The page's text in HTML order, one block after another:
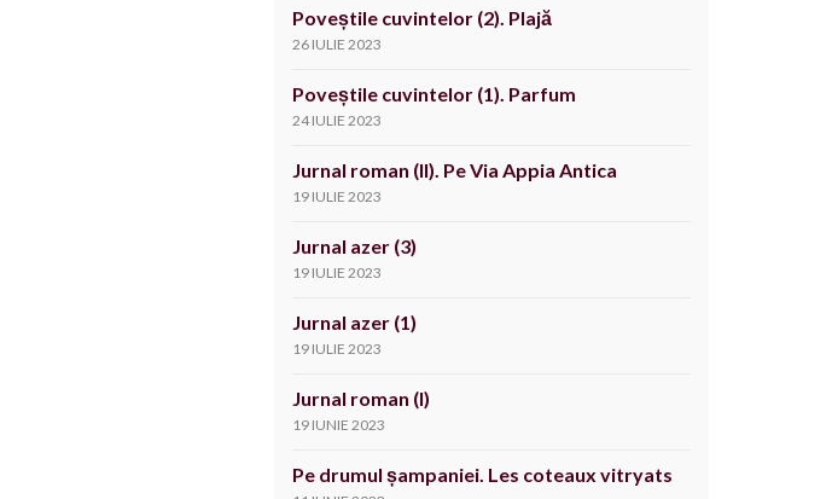
Poveștile cuvintelor (2). Plajă
26 IULIE 2023
Poveștile cuvintelor (1). Parfum
24 IULIE 2023
Jurnal roman (II). Pe Via Appia Antica
19 IULIE 2023
Jurnal azer (3)
19 IULIE 2023
Jurnal azer (1)
19 IULIE 2023
Jurnal roman (I)
19 IUNIE 2023
Pe drumul șampaniei. Les coteaux vitryats